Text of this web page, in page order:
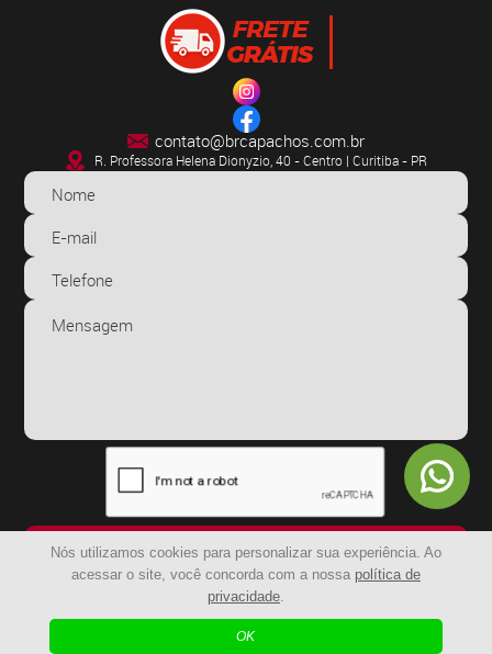
Nós utilizamos cookies para personalizar sua experiência. Ao
acessar o site, você concorda com a nossa política de
privacidade.
OK
contato@brcapachos.com.br
R. Professora Helena Dionyzio, 40 - Centro | Curitiba - PR
ENVIAR
© 2024 - BR Capachos | Todos os Direitos Reservados